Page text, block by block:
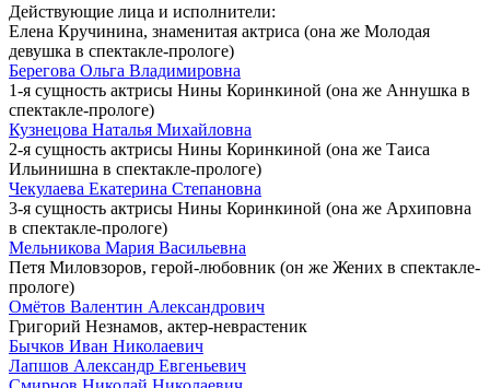
Действующие лица и исполнители:
Елена Кручинина, знаменитая актриса (она же Молодая
девушка в спектакле-прологе)
Берегова Ольга Владимировна
1-я сущность актрисы Нины Коринкиной (она же Аннушка в
спектакле-прологе)
Кузнецова Наталья Михайловна
2-я сущность актрисы Нины Коринкиной (она же Таиса
Ильинишна в спектакле-прологе)
Чекулаева Екатерина Степановна
3-я сущность актрисы Нины Коринкиной (она же Архиповна
в спектакле-прологе)
Мельникова Мария Васильевна
Петя Миловзоров, герой-любовник (он же Жених в спектакле-
прологе)
Омётов Валентин Александрович
Григорий Незнамов, актер-неврастеник
Бычков Иван Николаевич
Лапшов Александр Евгеньевич